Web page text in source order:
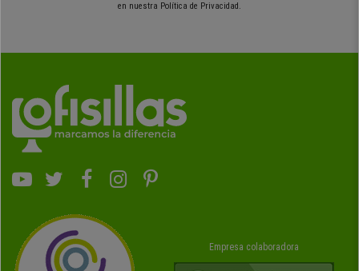
en nuestra Política de Privacidad.
Empresa colaboradora